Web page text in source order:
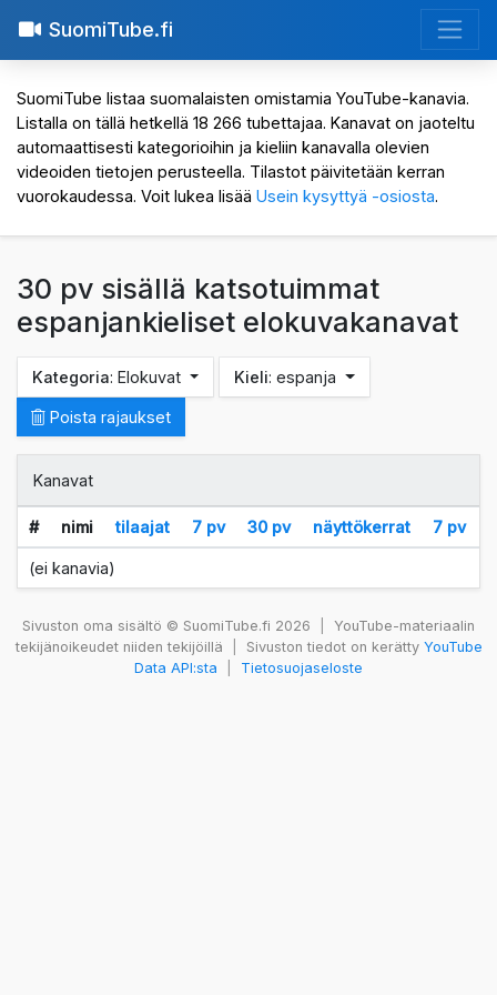
SuomiTube.fi
SuomiTube listaa suomalaisten omistamia YouTube-kanavia.
Listalla on tällä hetkellä 18 266 tubettajaa. Kanavat on jaoteltu
automaattisesti kategorioihin ja kieliin kanavalla olevien
videoiden tietojen perusteella. Tilastot päivitetään kerran
vuorokaudessa. Voit lukea lisää Usein kysyttyä -osiosta.
30 pv sisällä katsotuimmat
espanjankieliset elokuvakanavat
Kategoria: Elokuvat Kieli: espanja
Poista rajaukset
Kanavat
# nimi tilaajat 7 pv 30 pv näyttökerrat 7 pv
(ei kanavia)
Sivuston oma sisältö © SuomiTube.fi 2026
YouTube-materiaalin
tekijänoikeudet niiden tekijöillä
Sivuston tiedot on kerätty YouTube
Data API:sta
Tietosuojaseloste